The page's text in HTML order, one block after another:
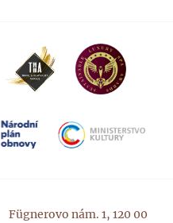
Fügnerovo nám. 1, 120 00